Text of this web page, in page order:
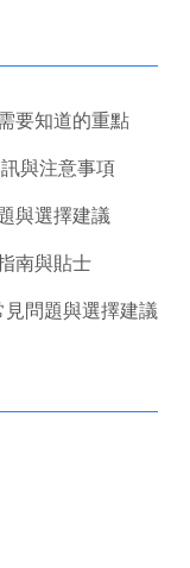
要知道的重點
與注意事項
與選擇建議
南與貼士
問題與選擇建議